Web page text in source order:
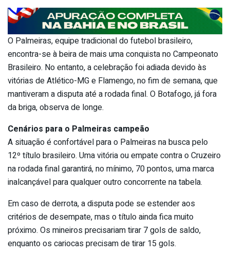
O Palmeiras, equipe tradicional do futebol brasileiro,
encontra-se à beira de mais uma conquista no Campeonato
Brasileiro. No entanto, a celebração foi adiada devido às
vitórias de Atlético-MG e Flamengo, no fim de semana, que
mantiveram a disputa até a rodada final. O Botafogo, já fora
da briga, observa de longe.
Cenários para o Palmeiras campeão
A situação é confortável para o Palmeiras na busca pelo
12º título brasileiro. Uma vitória ou empate contra o Cruzeiro
na rodada final garantirá, no mínimo, 70 pontos, uma marca
inalcançável para qualquer outro concorrente na tabela.
Em caso de derrota, a disputa pode se estender aos
critérios de desempate, mas o título ainda fica muito
próximo. Os mineiros precisariam tirar 7 gols de saldo,
enquanto os cariocas precisam de tirar 15 gols.